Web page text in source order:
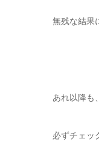
無残な結果
あれ以降も
必ずチェッ